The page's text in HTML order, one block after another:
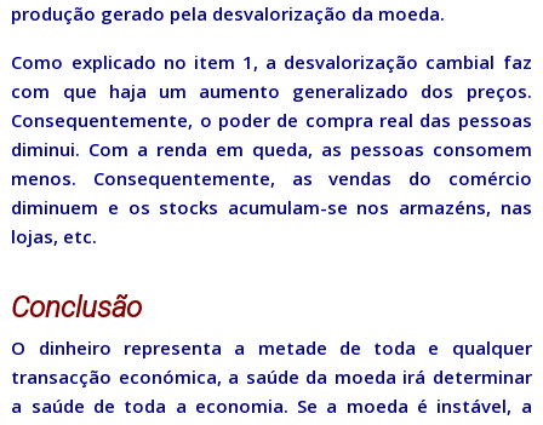
produção gerado pela desvalorização da moeda.
Como explicado no item 1, a desvalorização cambial faz
com que haja um aumento generalizado dos preços.
Consequentemente, o poder de compra real das pessoas
diminui. Com a renda em queda, as pessoas consomem
menos. Consequentemente, as vendas do comércio
diminuem e os stocks acumulam-se nos armazéns, nas
lojas, etc.
Conclusão
O dinheiro representa a metade de toda e qualquer
transacção económica, a saúde da moeda irá determinar
a saúde de toda a economia. Se a moeda é instável, a